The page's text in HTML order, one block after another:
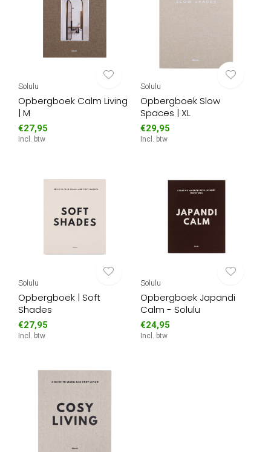
Solulu
Opbergboek Calm Living
| M
€27,95
Incl. btw
Solulu
Opbergboek Slow
Spaces | XL
€29,95
Incl. btw
Solulu
Opbergboek | Soft
Shades
€27,95
Incl. btw
Solulu
Opbergboek Japandi
Calm - Solulu
€24,95
Incl. btw